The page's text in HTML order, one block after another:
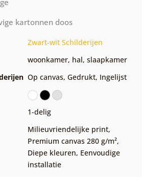
kartonnen doos
Zwart-wit Schilderijen
woonkamer, hal, slaapkamer
Op canvas, Gedrukt, Ingelijst
1-delig
Milieuvriendelijke print,
Premium canvas 280 g/m²,
Diepe kleuren, Eenvoudige
installatie